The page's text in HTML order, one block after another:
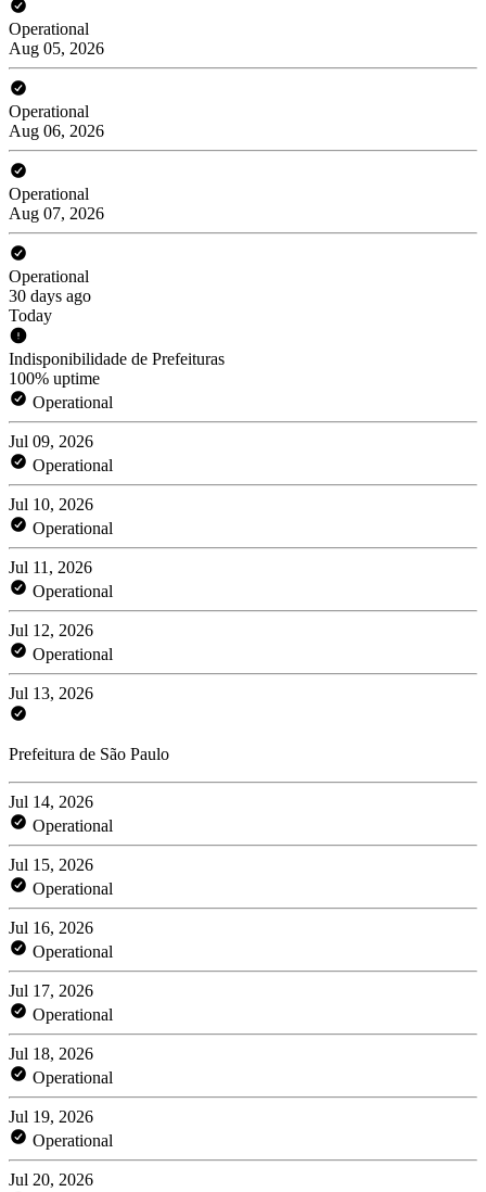
Operational
Aug 05, 2026
Operational
Aug 06, 2026
Operational
Aug 07, 2026
Operational
30 days ago
Today
Indisponibilidade de Prefeituras
100% uptime
Operational
Jul 09, 2026
Operational
Jul 10, 2026
Operational
Jul 11, 2026
Operational
Jul 12, 2026
Operational
Jul 13, 2026
Prefeitura de São Paulo
Jul 14, 2026
Operational
Jul 15, 2026
Operational
Jul 16, 2026
Operational
Jul 17, 2026
Operational
Jul 18, 2026
Operational
Jul 19, 2026
Operational
Jul 20, 2026